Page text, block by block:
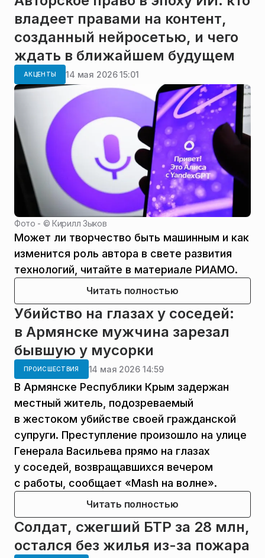
владеет правами на контент,
созданный нейросетью, и чего
ждать в ближайшем будущем
АКЦЕНТЫ 14 мая 2026 15:01
Фото - ©Кирилл Зыков
Может ли творчество быть машинным и как
изменится роль автора в свете развития
технологий, читайте в материале РИАМО.
Читать полностью
Убийство на глазах у соседей:
в Армянске мужчина зарезал
бывшую у мусорки
ПРОИСШЕСТВИЯ 14 мая 2026 14:59
В Армянске Республики Крым задержан
местный житель, подозреваемый
в жестоком убийстве своей гражданской
супруги. Преступление произошло на улице
Генерала Васильева прямо на глазах
у соседей, возвращавшихся вечером
с работы, сообщает «Mash на волне».
Читать полностью
Солдат, сжегший БТР за 28 млн,
остался без жилья из-за пожара